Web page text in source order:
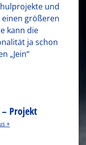
und
einen größeren
kann die
ja schon
„Jein“
– Projekt
+